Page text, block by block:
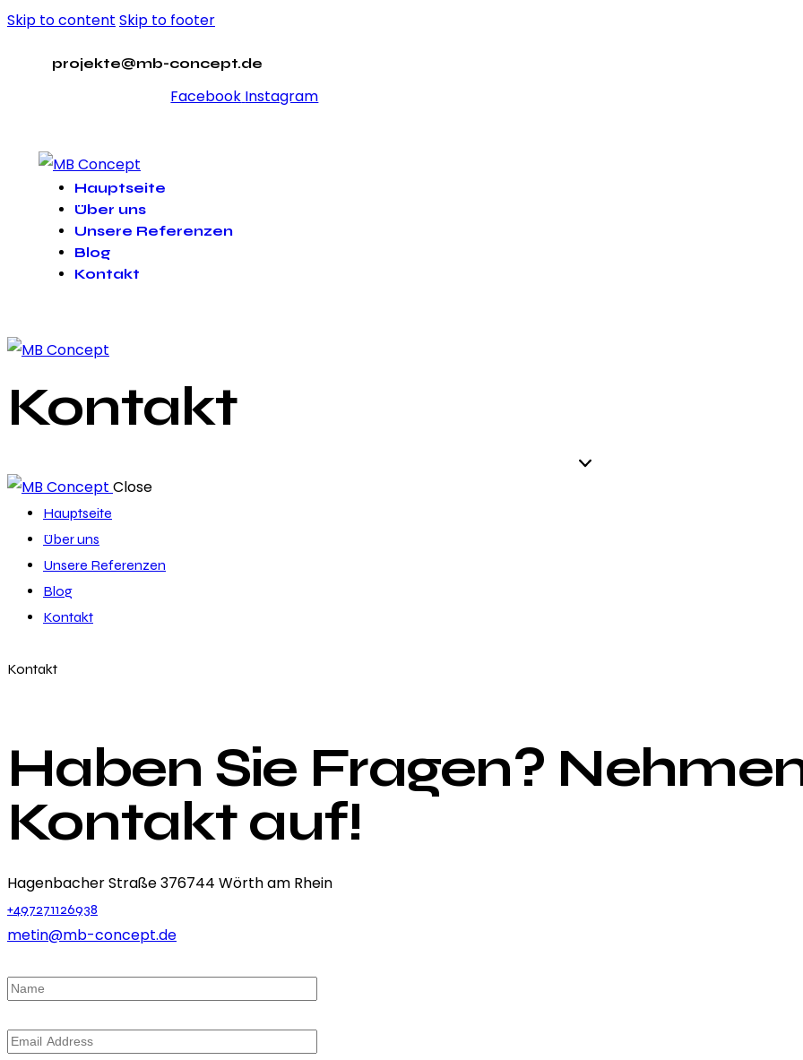
Skip to content Skip to footer
projekte@mb-concept.de
Facebook Instagram
Hauptseite
Über uns
Unsere Referenzen
Blog
Kontakt
Kontakt
Close
Hauptseite
Über uns
Unsere Referenzen
Blog
Kontakt
Kontakt
Haben Sie Fragen?
Kontakt auf!
Hagenbacher Straße 376744 Wörth am Rhein
+497271126938
metin@mb-concept.de